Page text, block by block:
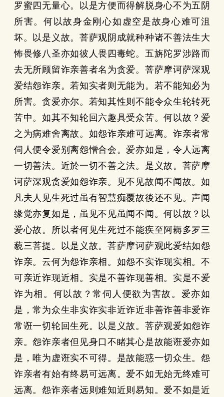
罗蜜四无量心。以是方便而得解脱身心不为五阴
所害。何以故身金刚心如虚空是故身心难可沮
坏。以是义故。菩萨观阴成就种种诸不善法生大
怖畏修八圣亦如彼人畏四毒蛇。五旃陀罗涉路而
去无所顾留诈亲善者名为贪爱。菩萨摩诃萨深观
爱结怨诈亲。若知实者则无能为。若不能知必为
所害。贪爱亦尔。若知其性则不能令众生轮转死
苦中。如其不知轮回六趣具受众苦。何以故？爱
之为病难舍离故。如怨诈亲难可远离。诈亲者常
伺人便令爱别离怨憎合会。爱亦如是，令人远离
一切善法。近於一切不善之法。是义故。菩萨摩
诃萨深观贪爱如怨诈亲。见不见故闻不闻故。如
凡夫人见生死过虽有智慧痴覆故後还不见。声闻
缘觉亦复如是，虽见不见虽闻不闻。何以故？以
爱心故。所以者何见生死过不能疾至阿耨多罗三
藐三菩提。以是义故。菩萨摩诃萨观此爱结如怨
诈亲。云何为怨诈亲相。如怨不实诈现实相。不
可亲近诈现近相。实是不善诈现善相。实是不爱
诈为相。何以故？常伺人便欲为害故。爱亦如
是，常为众生非实诈实非近诈近非善诈善非爱诈
常诳一切轮回生死。以是义故。菩萨观爱如怨诈
亲。怨诈亲者但见身口不睹其心是故能诳爱亦如
是，唯为虚诳实不可得。是故能惑一切众生。怨
诈亲者有始有终易可远离。爱不如无始无终难可
远离。怨诈亲者远则难知近则易知。爱不如是近